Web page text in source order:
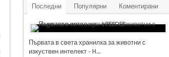
Последни Популярни Коментирани
Първата в света хранилка за животни с
изкуствен интелект - H...